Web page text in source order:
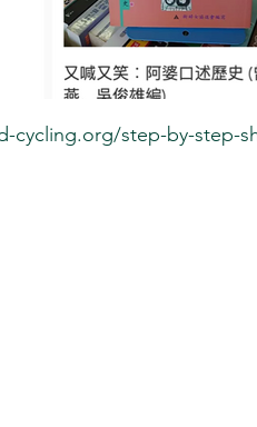
cycling.org/step-by-step-